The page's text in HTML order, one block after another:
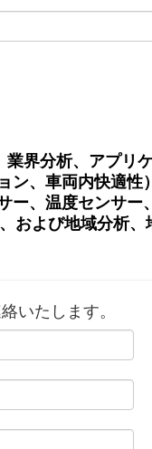
界分析、アプリ
ン、車両内快適性
ー、温度センサー
および地域分析、
いたします。